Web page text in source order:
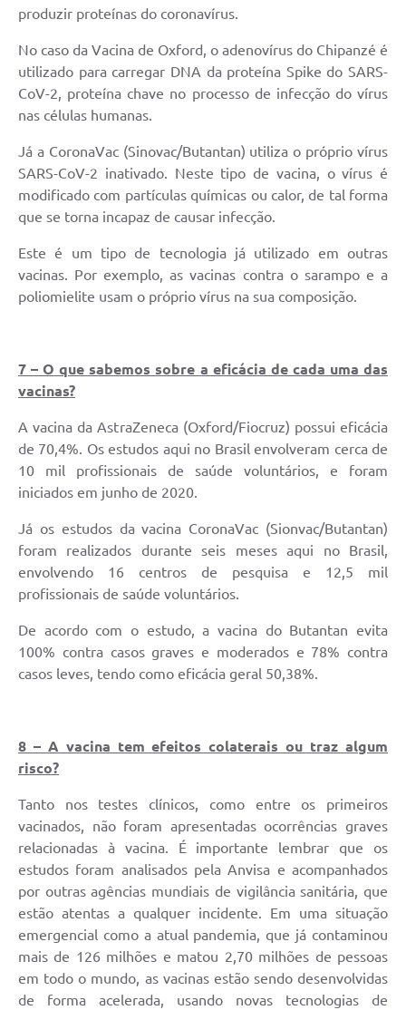
produzir proteínas do coronavírus.
No caso da Vacina de Oxford, o adenovírus do Chipanzé é
utilizado para carregar DNA da proteína Spike do SARS-
CoV-2, proteína chave no processo de infecção do vírus
nas células humanas.
Já a CoronaVac (Sinovac/Butantan) utiliza o próprio vírus
SARS-CoV-2 inativado. Neste tipo de vacina, o vírus é
modificado com partículas químicas ou calor, de tal forma
que se torna incapaz de causar infecção.
Este é um tipo de tecnologia já utilizado em outras
vacinas. Por exemplo, as vacinas contra o sarampo e a
poliomielite usam o próprio vírus na sua composição.
7 – O que sabemos sobre a eficácia de cada uma das
vacinas?
A vacina da AstraZeneca (Oxford/Fiocruz) possui eficácia
de 70,4%. Os estudos aqui no Brasil envolveram cerca de
10 mil profissionais de saúde voluntários, e foram
iniciados em junho de 2020.
Já os estudos da vacina CoronaVac (Sionvac/Butantan)
foram realizados durante seis meses aqui no Brasil,
envolvendo 16 centros de pesquisa e 12,5 mil
profissionais de saúde voluntários.
De acordo com o estudo, a vacina do Butantan evita
100% contra casos graves e moderados e 78% contra
casos leves, tendo como eficácia geral 50,38%.
8 – A vacina tem efeitos colaterais ou traz algum
risco?
Tanto nos testes clínicos, como entre os primeiros
vacinados, não foram apresentadas ocorrências graves
relacionadas à vacina. É importante lembrar que os
estudos foram analisados pela Anvisa e acompanhados
por outras agências mundiais de vigilância sanitária, que
estão atentas a qualquer incidente. Em uma situação
emergencial como a atual pandemia, que já contaminou
mais de 126 milhões e matou 2,70 milhões de pessoas
em todo o mundo, as vacinas estão sendo desenvolvidas
de forma acelerada, usando novas tecnologias de